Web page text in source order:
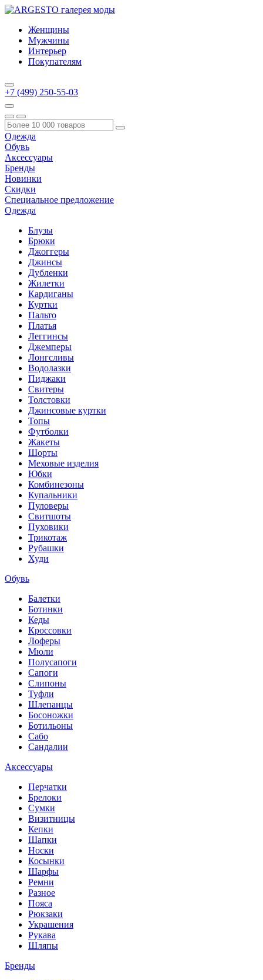
Женщины
Мужчины
Интерьер
Покупателям
+7 (499) 250-55-03
Одежда
Обувь
Аксессуары
Бренды
Новинки
Скидки
Специальное предложение
Одежда
Блузы
Брюки
Джоггеры
Джинсы
Дубленки
Жилетки
Кардиганы
Куртки
Пальто
Платья
Леггинсы
Джемперы
Лонгсливы
Водолазки
Пиджаки
Свитеры
Толстовки
Джинсовые куртки
Топы
Футболки
Жакеты
Шорты
Меховые изделия
Юбки
Комбинезоны
Купальники
Пуловеры
Свитшоты
Пуховики
Трикотаж
Рубашки
Худи
Обувь
Балетки
Ботинки
Кеды
Кроссовки
Лоферы
Мюли
Полусапоги
Сапоги
Слипоны
Туфли
Шлепанцы
Босоножки
Ботильоны
Сабо
Сандалии
Аксессуары
Перчатки
Брелоки
Сумки
Визитницы
Кепки
Шапки
Носки
Косынки
Шарфы
Ремни
Разное
Пояса
Рюкзаки
Украшения
Рукава
Шляпы
Бренды